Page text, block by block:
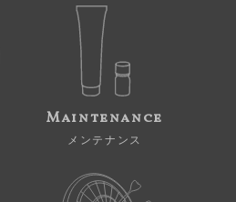
Maintenance
メンテナンス